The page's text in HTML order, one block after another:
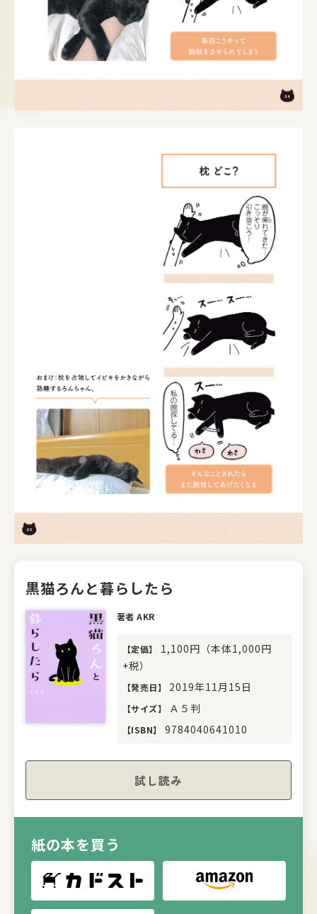
黒猫ろんと暮らしたら
著者 AKR
【定価】
1,100円（本体1,000円
+税）
【発売日】 2019年11月15日
【サイズ】 Ａ５判
【ISBN】 9784040641010
試し読み
紙の本を買う